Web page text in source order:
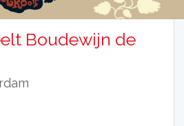
Boudewijn de